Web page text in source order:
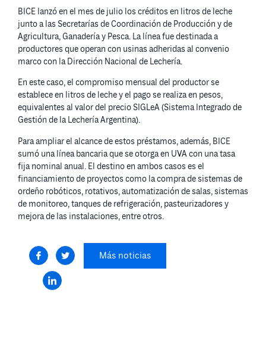
BICE lanzó en el mes de julio los créditos en litros de leche
junto a las Secretarías de Coordinación de Producción y de
Agricultura, Ganadería y Pesca. La línea fue destinada a
productores que operan con usinas adheridas al convenio
marco con la Dirección Nacional de Lechería.
En este caso, el compromiso mensual del productor se
establece en litros de leche y el pago se realiza en pesos,
equivalentes al valor del precio SIGLeA (Sistema Integrado de
Gestión de la Lechería Argentina).
Para ampliar el alcance de estos préstamos, además, BICE
sumó una línea bancaria que se otorga en UVA con una tasa
fija nominal anual. El destino en ambos casos es el
financiamiento de proyectos como la compra de sistemas de
ordeño robóticos, rotativos, automatización de salas, sistemas
de monitoreo, tanques de refrigeración, pasteurizadores y
mejora de las instalaciones, entre otros.
Más noticias